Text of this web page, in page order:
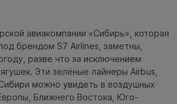
авиакомпании «Сибирь», которая
брендом S7 Airlines, заметны,
разве что за исключением
Эти зелёные лайнеры Airbus,
можно увидеть в воздушных
Ближнего Востока, Юго-